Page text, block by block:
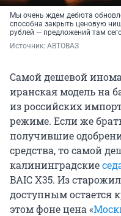
Мы очень ждем дебюта
способна закрыть ценовую
рублей — предложений там
Источник: АВТОВАЗ
Самой дешевой
иранская модель на
из российских
режиме. Если же
получившие
средства, то самой
калининградские
BAIC X35. Из
доступным остается
этом фоне цена «